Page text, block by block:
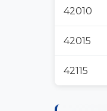
42010
42015
42115